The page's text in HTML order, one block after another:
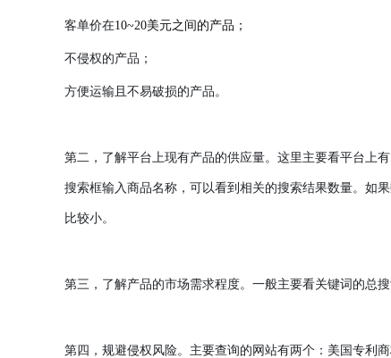
客单价在10~20美元之间的产品；
不侵权的产品；
方便运输且不易破损的产品。
第二，了解平台上现有产品的供应量。这里主要看平台上
搜索框输入商品名称，可以看到相关的搜索结果数量。如
比较小。
第三，了解产品的市场需求程度。一般主要看关键词的总
第四，规避侵权风险。主要查询的网站有两个：美国专利